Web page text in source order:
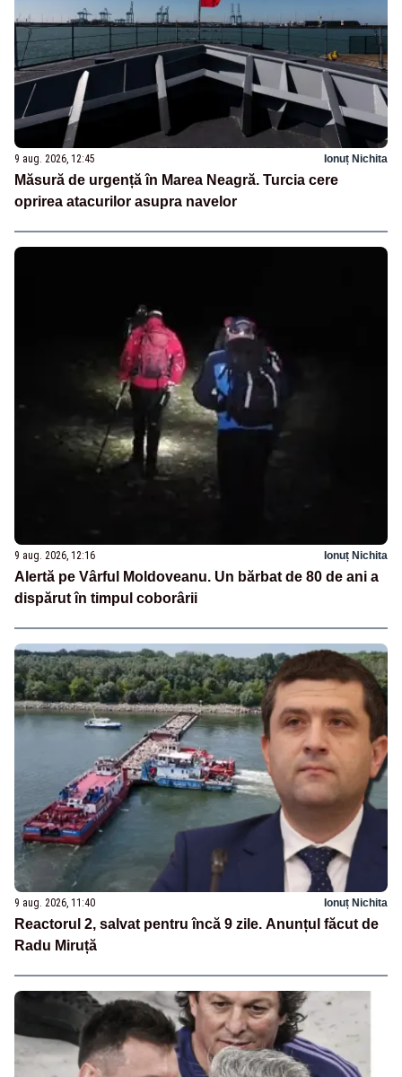
9 aug. 2026, 12:45 Ionuț Nichita
Măsură de urgență în Marea Neagră. Turcia cere
oprirea atacurilor asupra navelor
9 aug. 2026, 12:16 Ionuț Nichita
Alertă pe Vârful Moldoveanu. Un bărbat de 80 de ani a
dispărut în timpul coborârii
9 aug. 2026, 11:40 Ionuț Nichita
Reactorul 2, salvat pentru încă 9 zile. Anunțul făcut de
Radu Miruță